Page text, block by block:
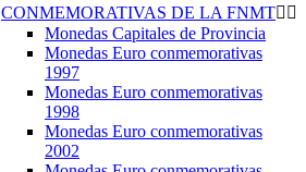
CONMEMORATIVAS DE LA FNMT 
Monedas Capitales de Provincia
Monedas Euro conmemorativas
1997
Monedas Euro conmemorativas
1998
Monedas Euro conmemorativas
2002